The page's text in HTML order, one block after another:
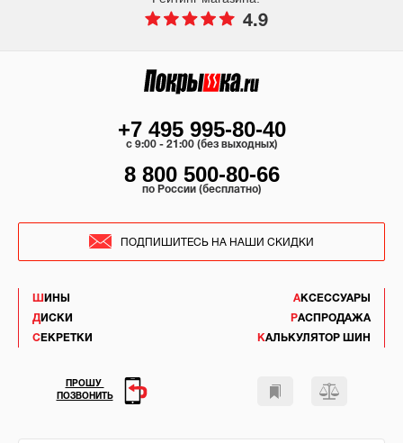
4.9
ШИНЫ
ДИСКИ
СЕКРЕТКИ
АКСЕССУАРЫ
РАСПРОДАЖА
КАЛЬКУЛЯТОР ШИН
+7 495 995-80-40
c 9:00 - 21:00 (без выходных)
8 800 500-80-66
по России (бесплатно)
ПОДПИШИТЕСЬ НА НАШИ СКИДКИ
ПРОШУ
ПОЗВОНИТЬ